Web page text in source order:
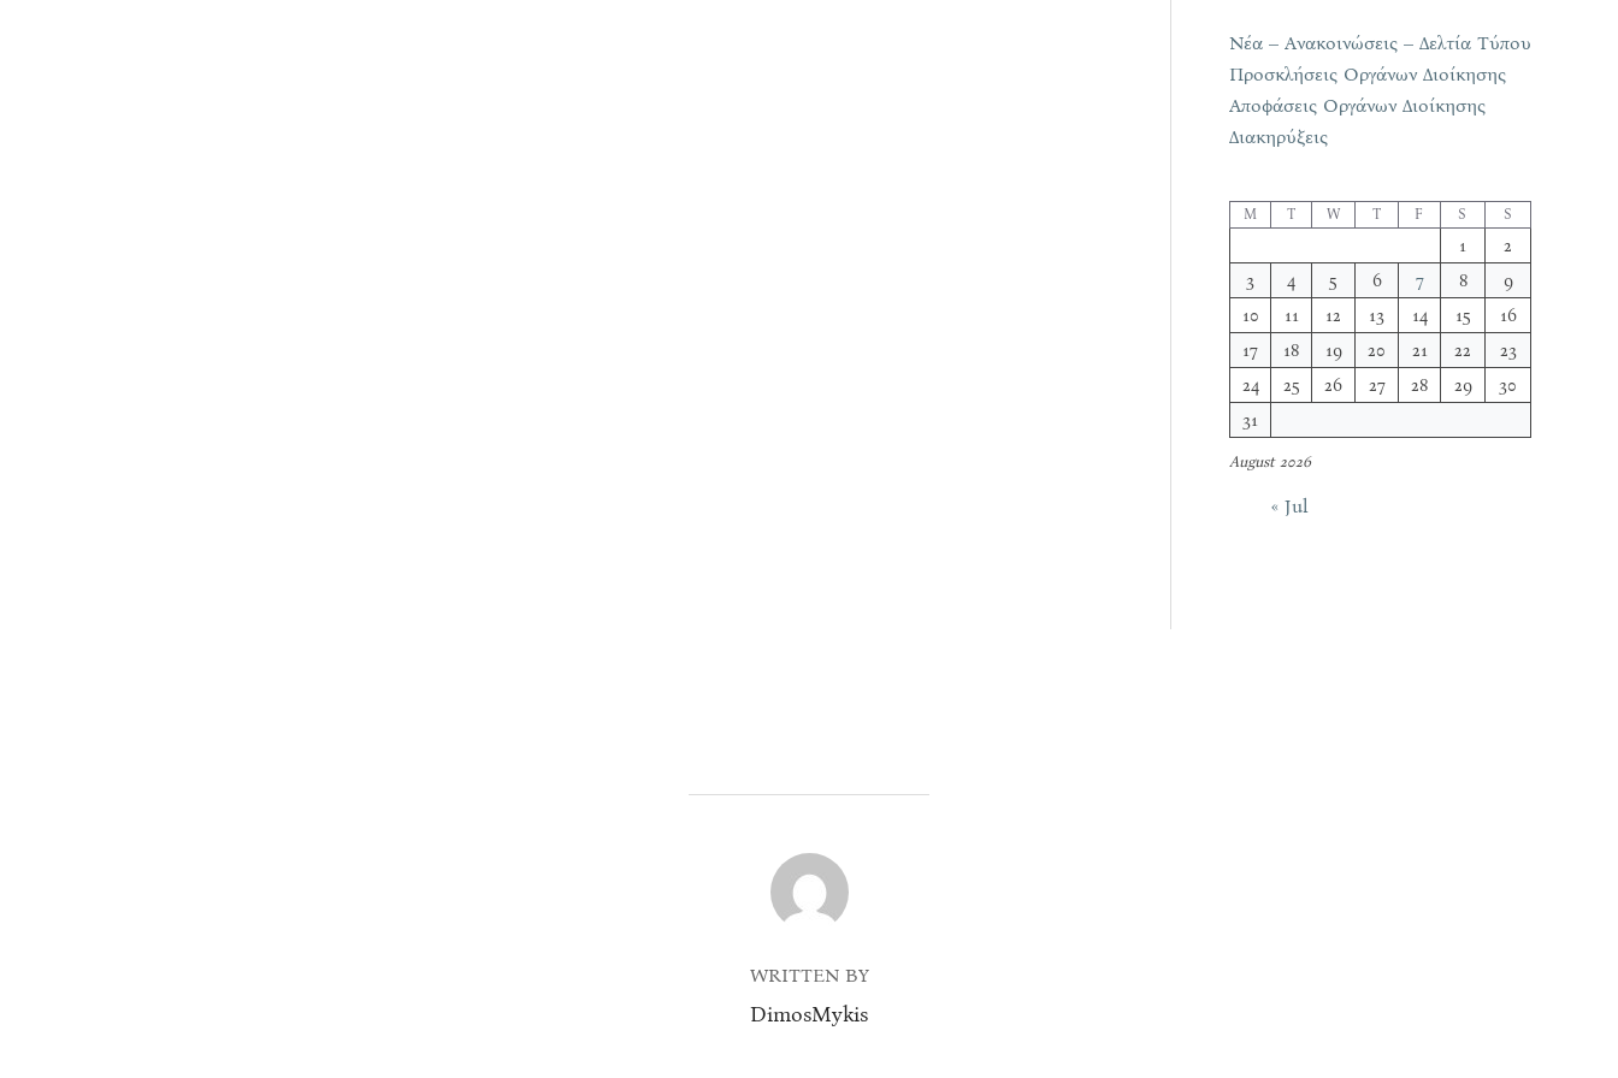
Νέα – Ανακοινώσεις – Δελτία Τύπου
Προσκλήσεις Οργάνων Διοίκησης
Αποφάσεις Οργάνων Διοίκησης
Διακηρύξεις
August 2026
M T W T F S S
1
2
3
4 5 6 7 8
9
10
11 12 13 14 15
16
17
18 19 20 21 22
23
24
25 26 27 28 29
30
31
« Jul
POST AUTHOR
WRITTEN BY
DimosMykis